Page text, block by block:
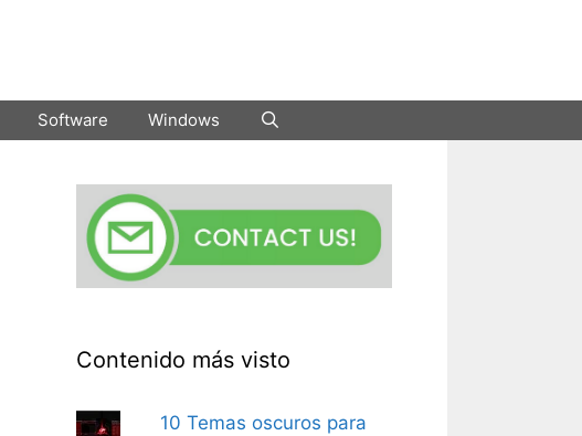
Software Windows
Contenido más visto
10 Temas oscuros para